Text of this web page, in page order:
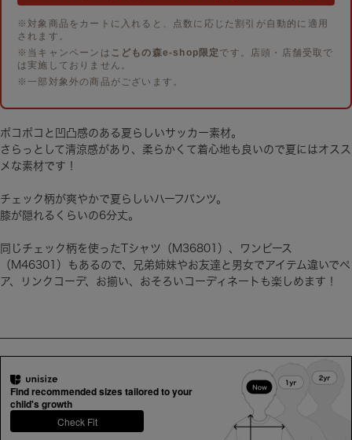
※対象商品をカートに入れると、点数に応じた割引が自動的に適用
されます。
※当キャンペーンは こどもの森e-shop限定 です。店頭・店舗受取で
は実施しておりません。
※一部対象外の商品がございます。
ポコポコと凹凸感のある夏らしいサッカー素材。
さらっとして清涼感があり、柔らかくて着心地も良いので夏にはオスス
メな素材です！
チェック柄が爽やかで夏らしいハーフパンツ。
膝が隠れるくらいの6分丈。
同じチェック柄を使ったTシャツ（M36801）、ワンピース
（M46301）もあるので、兄弟姉妹やお友達と男女でアイテム違いでペ
ア、リンクコーデ、お揃い、おそろいコーディネートも楽しめます！
Find recommended sizes tailored to your
child's growth
Check Fit